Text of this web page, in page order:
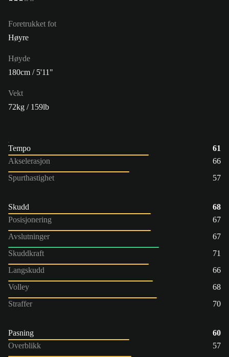
Foretrukket fot
Høyre
Høyde
180cm / 5'11"
Vekt
72kg / 159lb
Tempo
61
Akselerasjon
66
Spurthastighet
57
Skudd
68
Posisjonering
67
Avslutninger
67
Skuddkraft
71
Langskudd
66
Volley
68
Straffer
70
Pasning
60
Overblikk
57